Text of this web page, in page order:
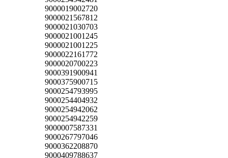
9000019002720
9000021567812
9000021030703
9000021001245
9000021001225
9000022161772
9000020700223
9000391900941
9000375900715
9000254793995
9000254404932
9000254942062
9000254942259
9000007587331
9000267797046
9000362208870
9000409788637